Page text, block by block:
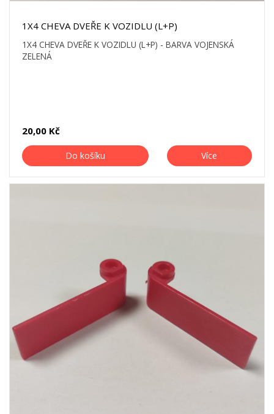
1X4 CHEVA DVEŘE K VOZIDLU (L+P)
1X4 CHEVA DVEŘE K VOZIDLU (L+P) - BARVA VOJENSKÁ
ZELENÁ
20,00 Kč
Do košíku Více